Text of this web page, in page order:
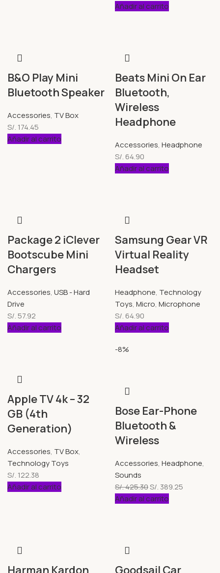
Añadir al carrito
B&O Play Mini
Bluetooth Speaker
Accessories, TV Box
S/. 174.45
Añadir al carrito
Beats Mini On Ear
Bluetooth,
Wireless
Headphone
Accessories, Headphone
S/. 64.90
Añadir al carrito
Package 2 iClever
Bootscube Mini
Chargers
Accessories, USB - Hard
Drive
S/.57.92
Añadir al carrito
Samsung Gear VR
Virtual Reality
Headset
Headphone, Technology
Toys, Micro, Microphone
S/. 64.90
Añadir al carrito
Apple TV 4k – 32
GB (4th
Generation)
Accessories, TV Box,
Technology Toys
S/. 122.38
Añadir al carrito
-8%
Bose Ear-Phone
Bluetooth &
Wireless
Accessories, Headphone,
Sounds
S/.425.30S/. 389.25
Añadir al carrito
Harman Kardon Goodsail Car